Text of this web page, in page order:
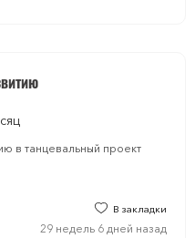
в танцевальный проект
В закладки
29 недель 6 дней назад